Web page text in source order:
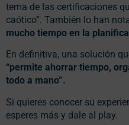
tema de las certificaciones
caótico”. También lo han
mucho tiempo en la
En definitiva, una solución
“permite ahorrar tiempo,
todo a mano”.
Si quieres conocer su
esperes más y dale al play.